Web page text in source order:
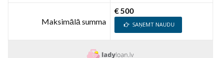
Maksimālā summa
€ 500
SAŅEMT NAUDU